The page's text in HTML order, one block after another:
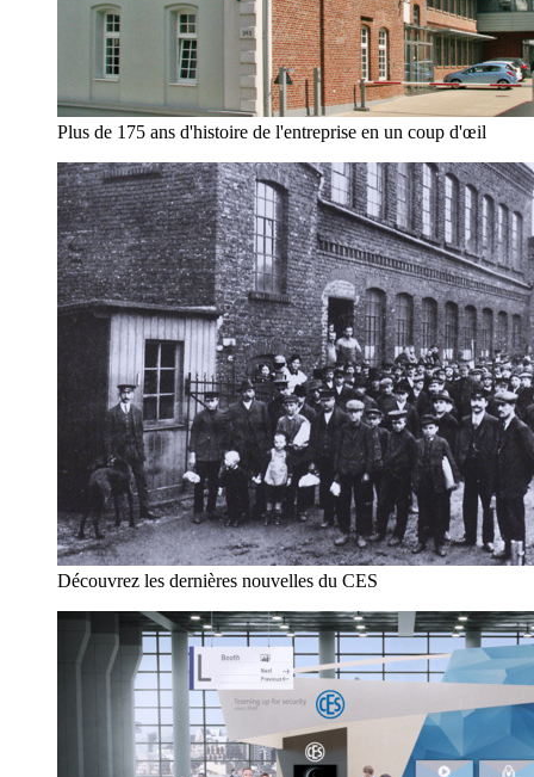
Plus de 175 ans d'histoire de l'entreprise en un coup d'œil
Découvrez les dernières nouvelles du CES